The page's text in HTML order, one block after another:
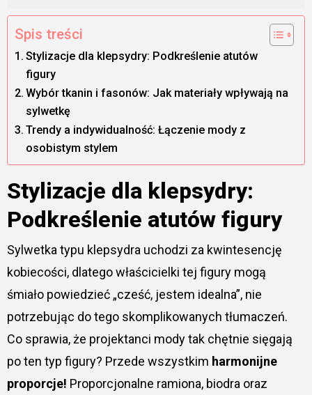
Spis treści
Stylizacje dla klepsydry: Podkreślenie atutów
figury
Wybór tkanin i fasonów: Jak materiały wpływają na
sylwetkę
Trendy a indywidualność: Łączenie mody z
osobistym stylem
Stylizacje dla klepsydry:
Podkreślenie atutów figury
Sylwetka typu klepsydra uchodzi za kwintesencję
kobiecości, dlatego właścicielki tej figury mogą
śmiało powiedzieć „cześć, jestem idealna”, nie
potrzebując do tego skomplikowanych tłumaczeń.
Co sprawia, że projektanci mody tak chętnie sięgają
po ten typ figury? Przede wszystkim harmonijne
proporcje! Proporcjonalne ramiona, biodra oraz